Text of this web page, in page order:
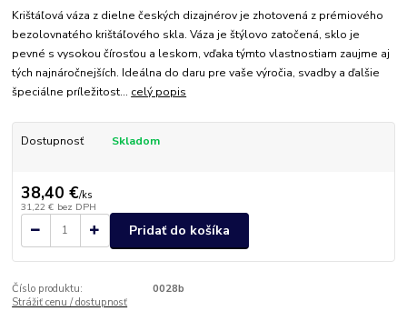
Krištáľová váza z dielne českých dizajnérov je zhotovená z prémiového
bezolovnatého krištáľového skla. Váza je štýlovo zatočená, sklo je
pevné s vysokou čírosťou a leskom, vďaka týmto vlastnostiam zaujme aj
tých najnáročnejších. Ideálna do daru pre vaše výročia, svadby a ďalšie
špeciálne príležitost... celý popis
Dostupnosť Skladom
38,40 €/ks
31,22 € bez DPH
Pridať do košíka
Číslo produktu:
0028b
Strážiť cenu / dostupnosť